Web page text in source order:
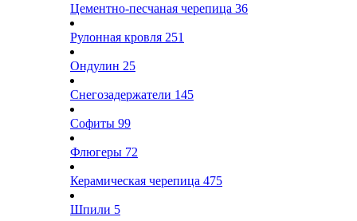
Цементно-песчаная черепица 36
Рулонная кровля 251
Ондулин 25
Снегозадержатели 145
Софиты 99
Флюгеры 72
Керамическая черепица 475
Шпили 5